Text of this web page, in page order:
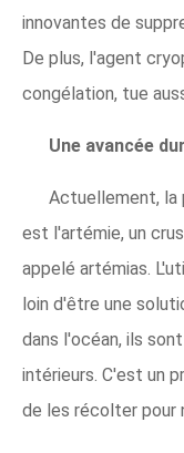
innovantes de
De plus, l'agent
congélation, tue
Une avancée
Actuellement, la
est l'artémie, un
appelé artémias.
loin d'être une
dans l'océan, ils
intérieurs. C'est un
de les récolter pour